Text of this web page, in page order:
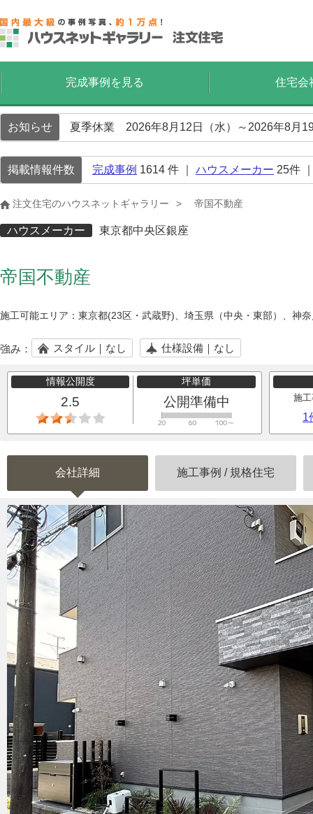
完成事例を見る 住宅会
お知らせ 夏季休業 2026年8月12日（水）～2026年8月
掲載情報件数 完成事例 1614 件 ｜ ハウスメーカー 25件
注文住宅のハウスネットギャラリー 帝国不動産
ハウスメーカー 東京都中央区銀座
帝国不動産
施工可能エリア： 東京都(23区・武蔵野)、埼玉県（中央・東部）、神
強み： スタイル｜なし 仕様設備｜なし
情報公開度
2.5
坪単価
公開準備中 施
1
会社詳細 施工事例 / 規格住宅